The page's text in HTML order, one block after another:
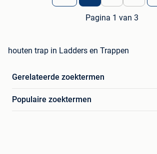
Pagina 1 van 3
houten trap in Ladders en Trappen
Gerelateerde zoektermen
Populaire zoektermen